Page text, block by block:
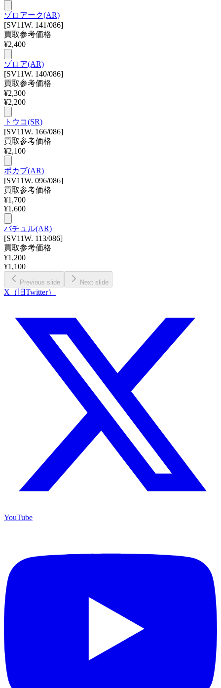
ゾロアーク(AR)
[SV11W. 141/086]
買取参考価格
¥2,400
ゾロア(AR)
[SV11W. 140/086]
買取参考価格
¥2,300
¥2,200
トウコ(SR)
[SV11W. 166/086]
買取参考価格
¥2,100
ポカブ(AR)
[SV11W. 096/086]
買取参考価格
¥1,700
¥1,600
バチュル(AR)
[SV11W. 113/086]
買取参考価格
¥1,200
¥1,100
Previous slide Next slide
X（旧Twitter）
YouTube